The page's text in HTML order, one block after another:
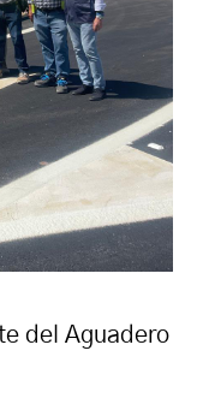
del Aguadero